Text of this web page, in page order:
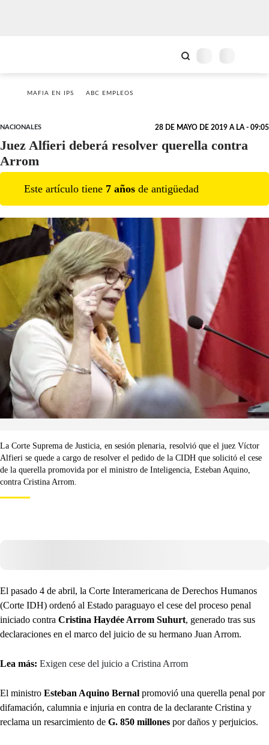
MAFIA EN IPS ABC EMPLEOS
NACIONALES 28 DE MAYO DE 2019 A LA - 09:05
Juez Alfieri deberá resolver querella contra
Arrom
Este artículo tiene 7 años de antigüedad
La Corte Suprema de Justicia, en sesión plenaria, resolvió que el juez Víctor
Alfieri se quede a cargo de resolver el pedido de la CIDH que solicitó el cese
de la querella promovida por el ministro de Inteligencia, Esteban Aquino,
contra Cristina Arrom.
El pasado 4 de abril, la Corte Interamericana de Derechos Humanos
(Corte IDH) ordenó al Estado paraguayo el cese del proceso penal
iniciado contra Cristina Haydée Arrom Suhurt, generado tras sus
declaraciones en el marco del juicio de su hermano Juan Arrom.
Lea más: Exigen cese del juicio a Cristina Arrom
El ministro Esteban Aquino Bernal promovió una querella penal por
difamación, calumnia e injuria en contra de la declarante Cristina y
reclama un resarcimiento de G. 850 millones por daños y perjuicios.